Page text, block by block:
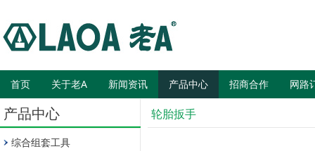
首页 关于老A 新闻资讯 产品中心 招商合作 网路
产品中心
综合组套工具
轮胎扳手